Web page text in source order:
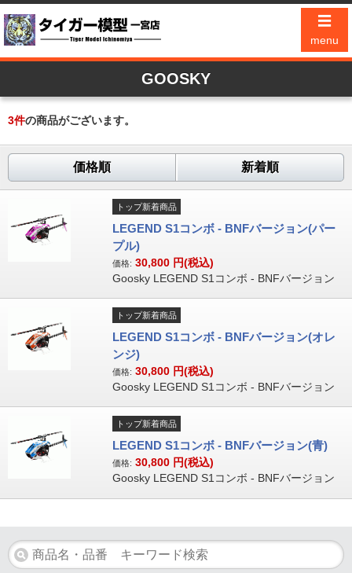
☰
menu
GOOSKY
3件の商品がございます。
価格順 新着順
トップ新着商品
LEGEND S1コンボ - BNFバージョン(パー
プル)
価格: 30,800 円(税込)
Goosky LEGEND S1コンボ - BNFバージョン
トップ新着商品
LEGEND S1コンボ - BNFバージョン(オレ
ンジ)
価格: 30,800 円(税込)
Goosky LEGEND S1コンボ - BNFバージョン
トップ新着商品
LEGEND S1コンボ - BNFバージョン(青)
価格: 30,800 円(税込)
Goosky LEGEND S1コンボ - BNFバージョン